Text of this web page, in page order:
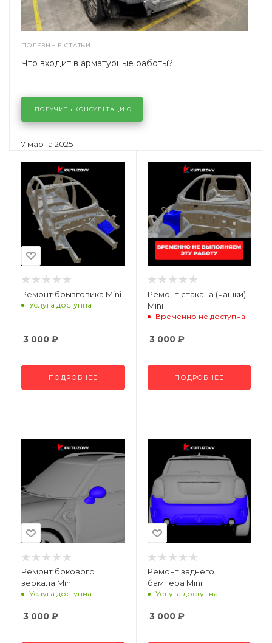
ПОЛЕЗНЫЕ СТАТЬИ
7 марта 2025
Что входит в арматурные работы?
ПОЛУЧИТЬ КОНСУЛЬТАЦИЮ
Ремонт брызговика Mini
Услуга доступна
3 000 ₽
ПОДРОБНЕЕ
Ремонт стакана (чашки)
Mini
Временно не доступна
3 000₽
ПОДРОБНЕЕ
Ремонт бокового
зеркала Mini
Услуга доступна
3 000 ₽
Ремонт заднего
бампера Mini
Услуга доступна
3 000₽